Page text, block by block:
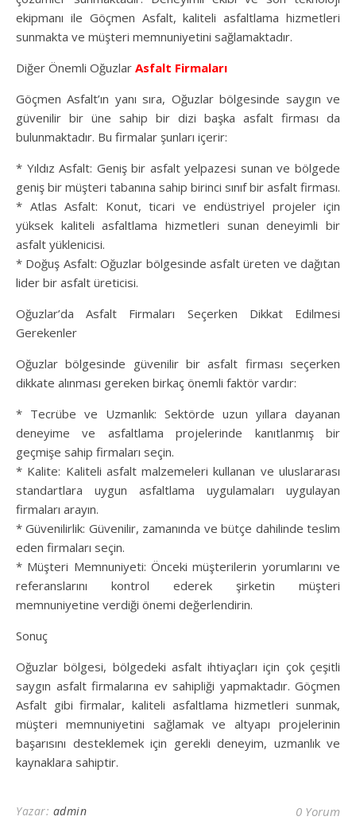
ekipmanı ile Göçmen Asfalt, kaliteli asfaltlama hizmetleri
sunmakta ve müşteri memnuniyetini sağlamaktadır.
Diğer Önemli Oğuzlar Asfalt Firmaları
Göçmen Asfalt’ın yanı sıra, Oğuzlar bölgesinde saygın ve
güvenilir bir üne sahip bir dizi başka asfalt firması da
bulunmaktadır. Bu firmalar şunları içerir:
* Yıldız Asfalt: Geniş bir asfalt yelpazesi sunan ve bölgede
geniş bir müşteri tabanına sahip birinci sınıf bir asfalt firması.
* Atlas Asfalt: Konut, ticari ve endüstriyel projeler için
yüksek kaliteli asfaltlama hizmetleri sunan deneyimli bir
asfalt yüklenicisi.
* Doğuş Asfalt: Oğuzlar bölgesinde asfalt üreten ve dağıtan
lider bir asfalt üreticisi.
Oğuzlar’da Asfalt Firmaları Seçerken Dikkat Edilmesi
Gerekenler
Oğuzlar bölgesinde güvenilir bir asfalt firması seçerken
dikkate alınması gereken birkaç önemli faktör vardır:
* Tecrübe ve Uzmanlık: Sektörde uzun yıllara dayanan
deneyime ve asfaltlama projelerinde kanıtlanmış bir
geçmişe sahip firmaları seçin.
* Kalite: Kaliteli asfalt malzemeleri kullanan ve uluslararası
standartlara uygun asfaltlama uygulamaları uygulayan
firmaları arayın.
* Güvenilirlik: Güvenilir, zamanında ve bütçe dahilinde teslim
eden firmaları seçin.
* Müşteri Memnuniyeti: Önceki müşterilerin yorumlarını ve
referanslarını kontrol ederek şirketin müşteri
memnuniyetine verdiği önemi değerlendirin.
Sonuç
Oğuzlar bölgesi, bölgedeki asfalt ihtiyaçları için çok çeşitli
saygın asfalt firmalarına ev sahipliği yapmaktadır. Göçmen
Asfalt gibi firmalar, kaliteli asfaltlama hizmetleri sunmak,
müşteri memnuniyetini sağlamak ve altyapı projelerinin
başarısını desteklemek için gerekli deneyim, uzmanlık ve
kaynaklara sahiptir.
Yazar: admin 0 Yorum